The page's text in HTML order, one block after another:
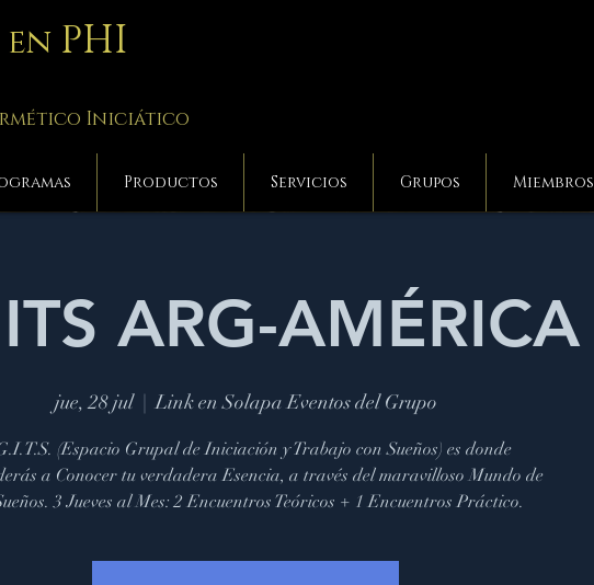
PHI
Iniciático
Productos Servicios Grupos Miembros
ARG-AMÉRICA
jue, 28 jul
  |
Link en Solapa Eventos del Grupo
(Espacio Grupal de Iniciación y Trabajo con Sueños) es donde
a Conocer tu verdadera Esencia, a través del maravilloso Mundo de
3 Jueves al Mes: 2 Encuentros Teóricos + 1 Encuentros Práctico.